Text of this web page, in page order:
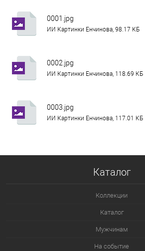
0001.jpg
ИИ Картинки Енчинова, 98.17 КБ
0002.jpg
ИИ Картинки Енчинова, 118.69 КБ
0003.jpg
ИИ Картинки Енчинова, 117.01 КБ
Каталог
Коллекции
Каталог
Мужчинам
На событие